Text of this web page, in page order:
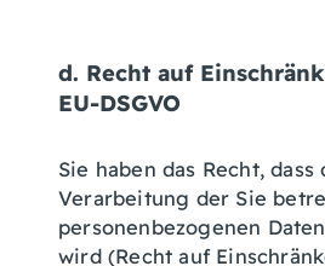
d. Recht auf
EU-DSGVO
Sie haben das Recht, dass
Verarbeitung der Sie
personenbezogenen
wird (Recht auf